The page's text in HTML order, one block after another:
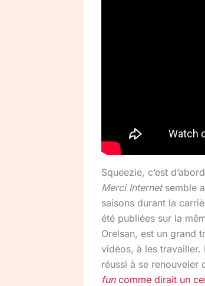
Squeezie, c’est
Merci Internetsemble
saisons durant la
été publiées sur la
Orelsan, est un grand
vidéos, à les travailler.
réussi à se renouveler
funcomme dirait un